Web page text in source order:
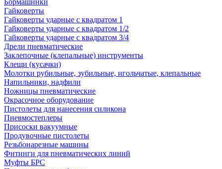
Бормашинки
Гайковерты
Гайковерты ударные с квадратом 1
Гайковерты ударные с квадратом 1/2
Гайковерты ударные с квадратом 3/4
Дрели пневматические
Заклепочные (клепальные) инструменты
Клещи (кусачки)
Молотки рубильные, зубильные, игольчатые, клепальные
Напильники, надфили
Ножницы пневматические
Окрасочное оборудование
Пистолеты для нанесения силикона
Пневмостеплеры
Присоски вакуумные
Продувочные пистолеты
Резьбонарезные машины
Фитинги для пневматических линий
Муфты БРС